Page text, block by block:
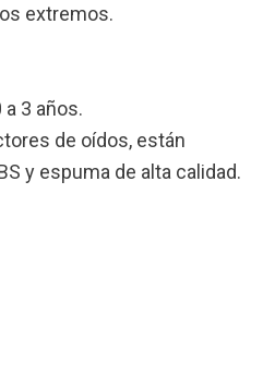
extremos.
3 años.
de oídos, están
y espuma de alta calidad.